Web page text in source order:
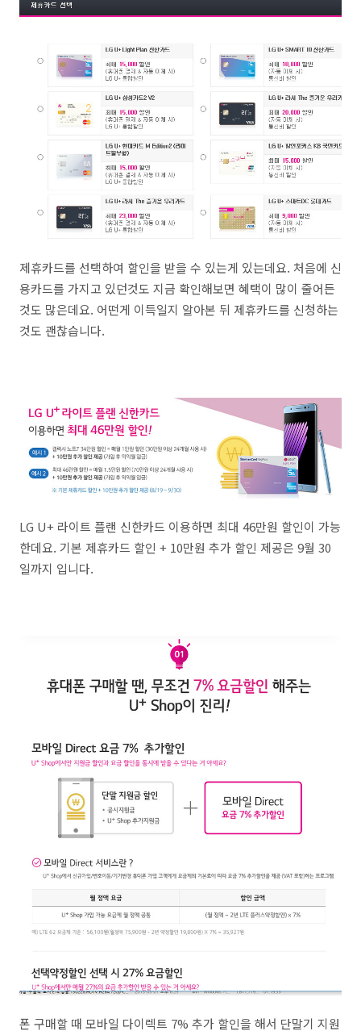
제휴카드를 선택하여 할인을 받을 수 있는게 있는데요. 처음에 신
용카드를 가지고 있던것도 지금 확인해보면 혜택이 많이 줄어든
것도 많은데요. 어떤게 이득일지 알아본 뒤 제휴카드를 신청하는
것도 괜찮습니다.
LG U+ 라이트 플랜 신한카드 이용하면 최대 46만원 할인이 가능
한데요. 기본 제휴카드 할인 + 10만원 추가 할인 제공은 9월 30
일까지 입니다.
폰 구매할 때 모바일 다이렉트 7% 추가 할인을 해서 단말기 지원